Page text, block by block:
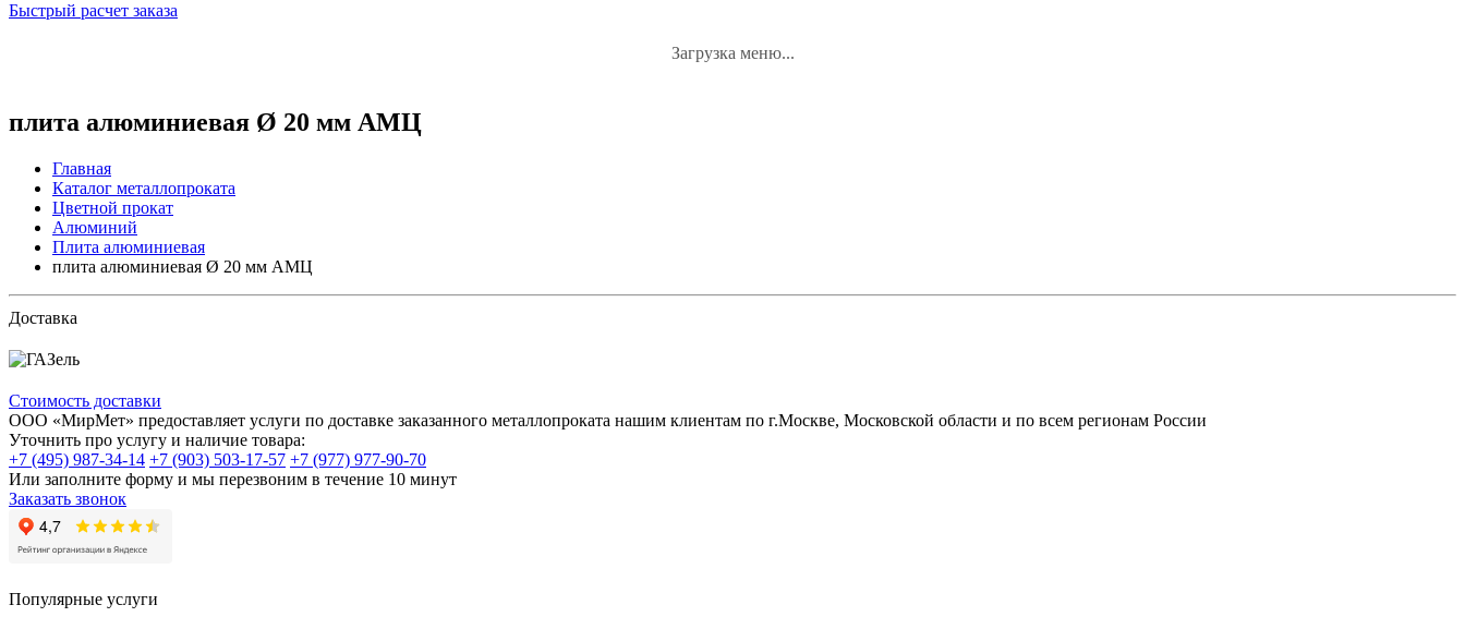
Быстрый расчет заказа
Загрузка меню...
плита алюминиевая Ø 20 мм АМЦ
Главная
Каталог металлопроката
Цветной прокат
Алюминий
Плита алюминиевая
плита алюминиевая Ø 20 мм АМЦ
Доставка
Стоимость доставки
ООО «МирМет» предоставляет услуги по доставке заказанного металлопроката нашим клиентам по г.Москве, Московской области и по всем регионам России
Уточнить про услугу и наличие товара:
+7 (495) 987-34-14 +7 (903) 503-17-57 +7 (977) 977-90-70
Или заполните форму и мы перезвоним в течение 10 минут
Заказать звонок
Популярные услуги